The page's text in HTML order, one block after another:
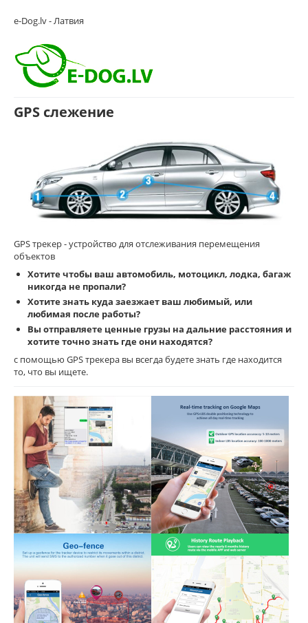
e-Dog.lv - Латвия
GPS слежение
GPS трекер - устройство для отслеживания перемещения
объектов
Хотите чтобы ваш автомобиль, мотоцикл, лодка, багаж
никогда не пропали?
Хотите знать куда заезжает ваш любимый, или
любимая после работы?
Вы отправляете ценные грузы на дальние расстояния и
хотите точно знать где они находятся?
с помощью GPS трекера вы всегда будете знать где находится
то, что вы ищете.